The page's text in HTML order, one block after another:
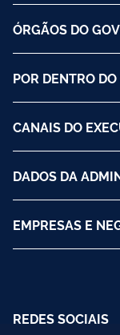
ÓRGÃOS DO
POR DENTRO
CANAIS DO
DADOS DA
EMPRESAS E
REDES SOCIAIS